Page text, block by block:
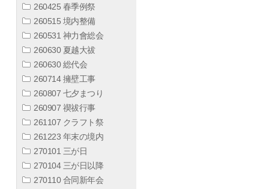
260425 春季例祭
260515 境内整備
260531 神力會総会
260630 夏越大祓
260630 総代会
260714 擁壁工事
260807 七夕まつり
260907 禊祓行事
261107 クラフト祭
261223 年末の境内
270101 三が日
270104 三が日以降
270110 合同新年会